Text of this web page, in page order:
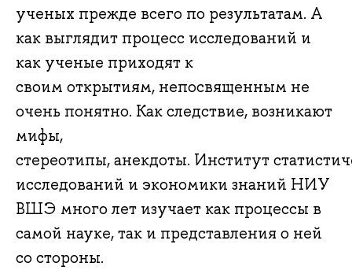
ученых прежде всего по результатам. А
как выглядит процесс исследований и
как ученые приходят к
своим открытиям, непосвященным не
очень понятно. Как следствие, возникают
мифы,
стереотипы, анекдоты. Институт
исследований и экономики знаний НИУ
ВШЭ много лет изучает как процессы в
самой науке, так и представления о ней
со стороны.